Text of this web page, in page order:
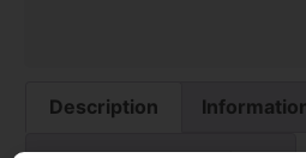
Description